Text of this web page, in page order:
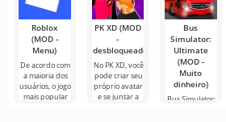
Roblox
(MOD -
Menu)
De acordo com
a maioria dos
usuários, o jogo
mais popular
PK XD (MOD
-
desbloqueado)
No PK XD, você
pode criar seu
próprio avatar
e se juntar a
Bus
Simulator:
Ultimate
(MOD -
Muito
dinheiro)
Bus Simulator: